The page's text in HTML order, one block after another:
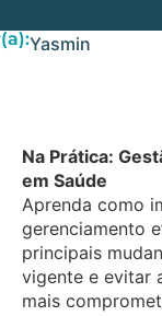
Yasmin
Na Prática:
em Saúde
Aprenda como
gerenciamento
principais
vigente e evitar
mais